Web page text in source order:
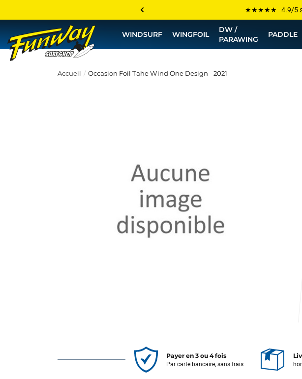
Les plus grandes
Jusqu’à -75% de
💰 Meilleur prix
WINDSURF WINGFOIL
DW /
PARAWING
PADDLE
Accueil Occasion Foil Tahe Wind One Design - 2021
Payer en 3 ou 4 fois
Par carte bancaire, sans frais